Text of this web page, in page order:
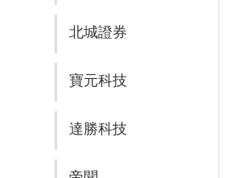
北城證券
寶元科技
達勝科技